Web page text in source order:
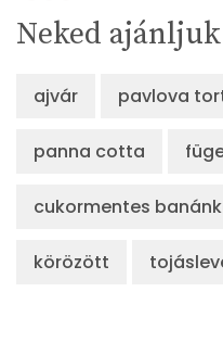
Neked ajánljuk
ajvár pavlova
panna cotta
cukormentes
körözött